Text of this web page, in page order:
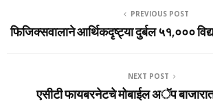
PREVIOUS POST
फिजिक्सवालाने आर्थिकदृष्ट्या दुर्बल ५१,०००
NEXT POST
एसीटी फायबरनेटचे मोबाईल अॅप